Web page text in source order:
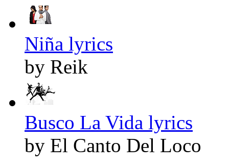
Niña lyrics
by Reik
Busco La Vida lyrics
by El Canto Del Loco